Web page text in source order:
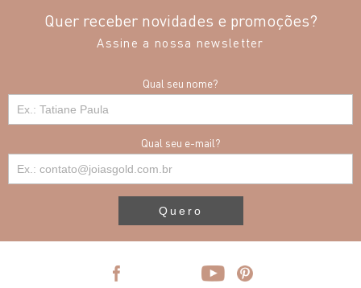
Quer receber novidades e promoções?
Assine a nossa newsletter
Qual seu nome?
Qual seu e-mail?
Quero